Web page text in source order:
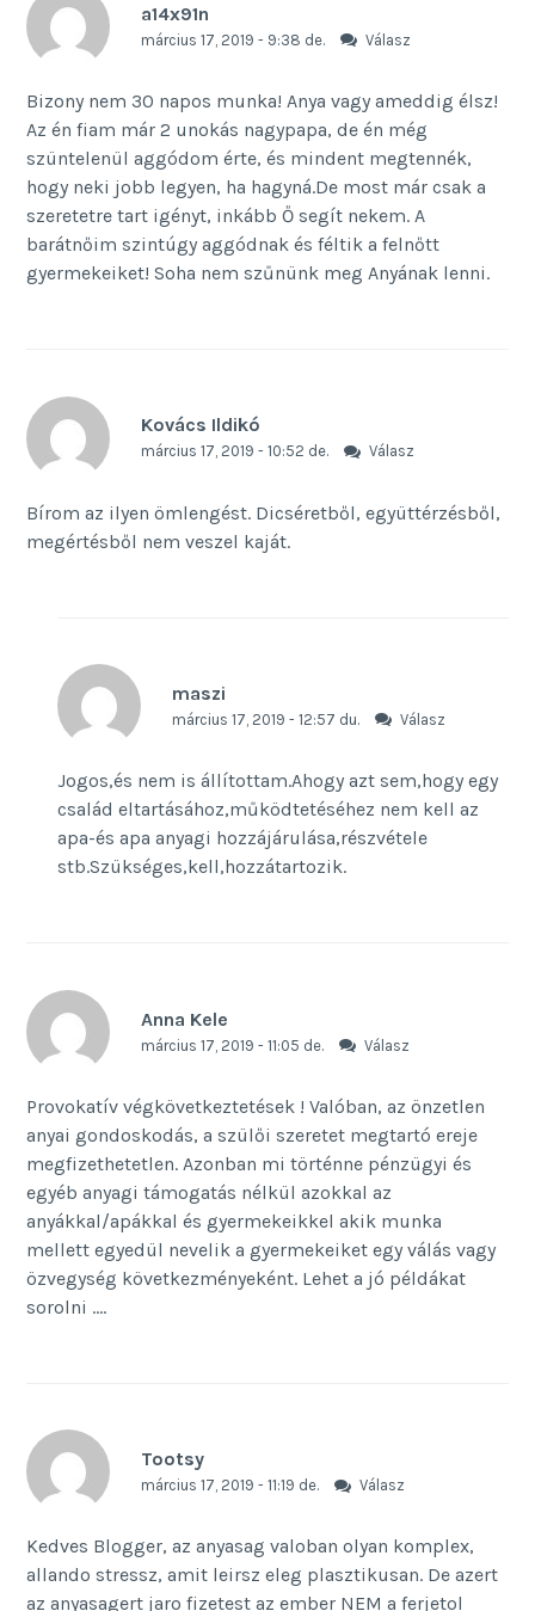
a14x91n
március 17, 2019 - 9:38 de. Válasz
Bizony nem 30 napos munka! Anya vagy ameddig élsz!
Az én fiam már 2 unokás nagypapa, de én még
szüntelenül aggódom érte, és mindent megtennék,
hogy neki jobb legyen, ha hagyná.De most már csak a
szeretetre tart igényt, inkább Ő segít nekem. A
barátnőim szintúgy aggódnak és féltik a felnőtt
gyermekeiket! Soha nem szűnünk meg Anyának lenni.
Kovács Ildikó
március 17, 2019 - 10:52 de. Válasz
Bírom az ilyen ömlengést. Dicséretből, együttérzésből,
megértésből nem veszel kaját.
maszi
március 17, 2019 - 12:57 du. Válasz
Jogos,és nem is állítottam.Ahogy azt sem,hogy egy
család eltartásához,működtetéséhez nem kell az
apa-és apa anyagi hozzájárulása,részvétele
stb.Szükséges,kell,hozzátartozik.
Anna Kele
március 17, 2019 - 11:05 de. Válasz
Provokatív végkövetkeztetések ! Valóban, az önzetlen
anyai gondoskodás, a szülői szeretet megtartó ereje
megfizethetetlen. Azonban mi történne pénzügyi és
egyéb anyagi támogatás nélkül azokkal az
anyákkal/apákkal és gyermekeikkel akik munka
mellett egyedül nevelik a gyermekeiket egy válás vagy
özvegység következményeként. Lehet a jó példákat
sorolni ….
Tootsy
március 17, 2019 - 11:19 de. Válasz
Kedves Blogger, az anyasag valoban olyan komplex,
allando stressz, amit leirsz eleg plasztikusan. De azert
az anyasagert jaro fizetest az ember NEM a ferjetol